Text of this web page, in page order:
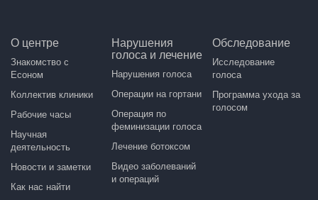
О центре
Знакомство с
Есоном
Коллектив клиники
Рабочие часы
Научная
деятельность
Новости и заметки
Как нас найти
Нарушения
голоса и лечение
Нарушения голоса
Операции на гортани
Операция по
феминизации голоса
Лечение ботоксом
Видео заболеваний
и операций
Обследование
Исследование
голоса
Программа ухода за
голосом